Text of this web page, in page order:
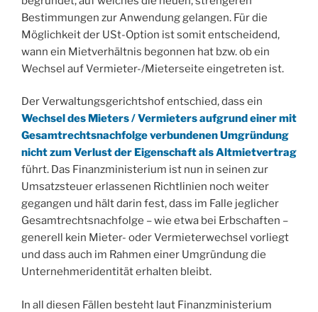
Bestimmungen zur Anwendung gelangen. Für die
Möglichkeit der USt-Option ist somit entscheidend,
wann ein Mietverhältnis begonnen hat bzw. ob ein
Wechsel auf Vermieter-/Mieterseite eingetreten ist.
Der Verwaltungsgerichtshof entschied, dass ein
Wechsel des Mieters / Vermieters aufgrund einer mit
Gesamtrechtsnachfolge verbundenen Umgründung
nicht zum Verlust der Eigenschaft als Altmietvertrag
führt. Das Finanzministerium ist nun in seinen zur
Umsatzsteuer erlassenen Richtlinien noch weiter
gegangen und hält darin fest, dass im Falle jeglicher
Gesamtrechtsnachfolge – wie etwa bei Erbschaften –
generell kein Mieter- oder Vermieterwechsel vorliegt
und dass auch im Rahmen einer Umgründung die
Unternehmeridentität erhalten bleibt.
In all diesen Fällen besteht laut Finanzministerium